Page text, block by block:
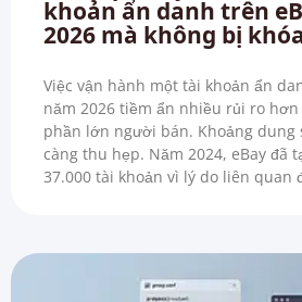
khoản ẩn danh trên
2026 mà không bị
Việc vận hành một tài khoản ẩn
năm 2026 tiềm ẩn nhiều rủi ro
phần lớn người bán. Khoảng dung
càng thu hẹp. Năm 2024, eBay đã
37.000 tài khoản vì lý do liên quan